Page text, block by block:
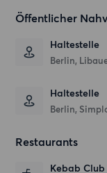
Öffentlicher
Haltestelle
Berlin,
Haltestelle
Berlin,
Restaurants
Kebab Club